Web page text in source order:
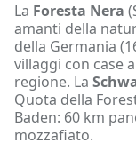
La Foresta Nera
amanti della
della Germania
villaggi con case
regione. La
Quota della
Baden: 60 km
mozzafiato.